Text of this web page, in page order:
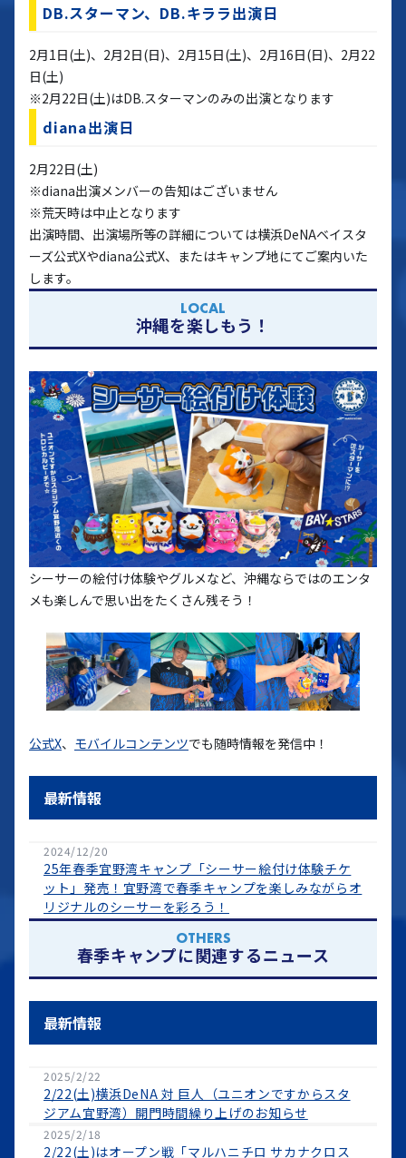
DB.スターマン、DB.キララ出演日
2月1日(土)、2月2日(日)、2月15日(土)、2月16日(日)、2月22
日(土)
※2月22日(土)はDB.スターマンのみの出演となります
diana出演日
2月22日(土)
※diana出演メンバーの告知はございません
※荒天時は中止となります
出演時間、出演場所等の詳細については横浜DeNAベイスタ
ーズ公式Xやdiana公式X、またはキャンプ地にてご案内いた
します。
LOCAL
沖縄を楽しもう！
シーサーの絵付け体験やグルメなど、沖縄ならではのエンタ
メも楽しんで思い出をたくさん残そう！
公式X、 モバイルコンテンツでも随時情報を発信中！
最新情報
2024/12/20
25年春季宜野湾キャンプ「シーサー絵付け体験チケ
ット」発売！宜野湾で春季キャンプを楽しみながらオ
リジナルのシーサーを彩ろう！
OTHERS
春季キャンプに関連するニュース
最新情報
2025/2/22
2/22(土)横浜DeNA 対 巨人（ユニオンですからスタ
ジアム宜野湾）開門時間繰り上げのお知らせ
2025/2/18
2/22(土)はオープン戦「マルハニチロ サカナクロス